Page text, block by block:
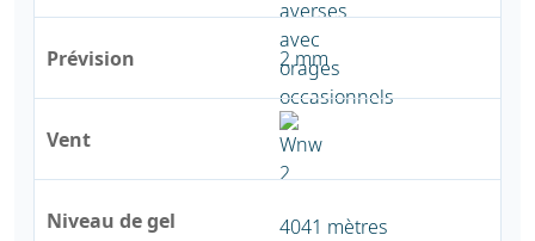
Prévision
Vent
Niveau de gel
2 mm
4041 mètres